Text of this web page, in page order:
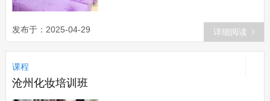
发布于：2025-04-29 详细阅读
课程
沧州化妆培训班